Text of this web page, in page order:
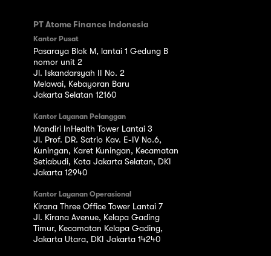
PT Atome Finance Indonesia
Kantor Pusat
Pasaraya Blok M, lantai 1 Gedung B
nomor unit 2
Jl. Iskandarsyah II No. 2
Melawai, Kebayoran Baru
Jakarta Selatan 12160
Kantor Layanan Pelanggan
Mandiri InHealth Tower Lantai 3
Jl. Prof. DR. Satrio Kav. E-IV No.6,
Kuningan, Karet Kuningan, Kecamatan
Setiabudi, Kota Jakarta Selatan, DKI
Jakarta 12940
Kantor Layanan Operasional
Kirana Three Office Tower Lantai 7
Jl. Kirana Avenue, Kelapa Gading
Timur, Kecamatan Kelapa Gading,
Jakarta Utara, DKI Jakarta 14240